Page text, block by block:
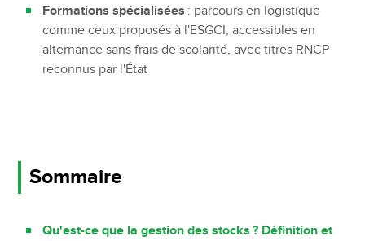
Formations spécialisées : parcours en logistique
comme ceux proposés à l'ESGCI, accessibles en
alternance sans frais de scolarité, avec titres RNCP
reconnus par l'État
Sommaire
Qu'est-ce que la gestion des stocks ? Définition et